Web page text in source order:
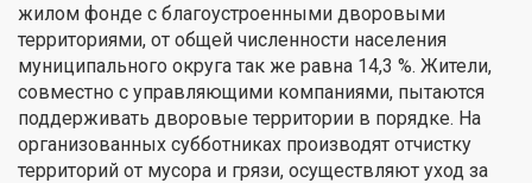
жилом фонде с благоустроенными дворовыми
территориями, от общей численности населения
муниципального округа так же равна 14,3 %. Жители,
совместно с управляющими компаниями, пытаются
поддерживать дворовые территории в порядке. На
организованных субботниках производят отчистку
территорий от мусора и грязи, осуществляют уход за